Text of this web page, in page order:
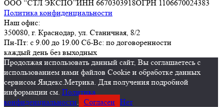
ООО “СТЛ ЭКСПО”ИНН 6670303918ОГРН 1106670024383
Политика конфиденциальности
Наш офис:
350080, г. Краснодар, ул. Станичная, 8/2
Пн-Пт: с 9.00 до 19.00 Сб-Вс: по договоренности
каждый день без выходных
Продолжая использовать данный сайт, Вы соглашаетесь с
использованием нами файлов Cookie и обработке данных
сервисом Яндекс.Метрика. Для получения подробной
информации см. Политика
конфиденциальности. Согласен Нет